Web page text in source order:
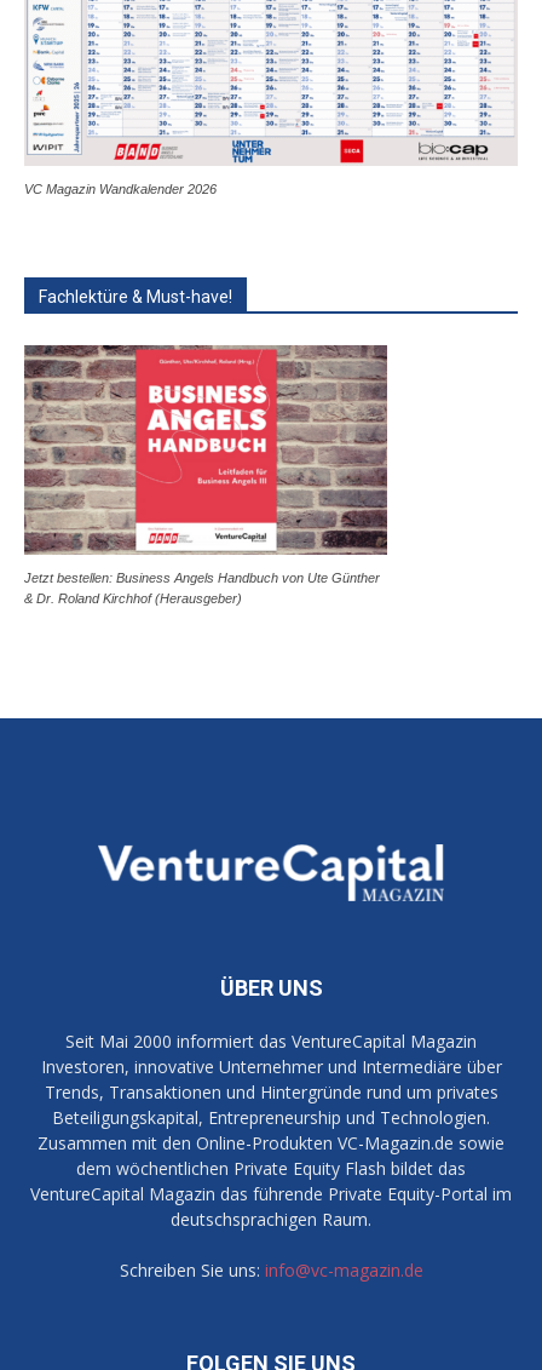
VC Magazin Wandkalender 2026
Fachlektüre & Must-have!
Jetzt bestellen: Business Angels Handbuch von Ute Günther
& Dr. Roland Kirchhof (Herausgeber)
ÜBER UNS
Seit Mai 2000 informiert das VentureCapital Magazin
Investoren, innovative Unternehmer und Intermediäre über
Trends, Transaktionen und Hintergründe rund um privates
Beteiligungskapital, Entrepreneurship und Technologien.
Zusammen mit den Online-Produkten VC-Magazin.de sowie
dem wöchentlichen Private Equity Flash bildet das
VentureCapital Magazin das führende Private Equity-Portal im
deutschsprachigen Raum.
Schreiben Sie uns: info@vc-magazin.de
FOLGEN SIE UNS